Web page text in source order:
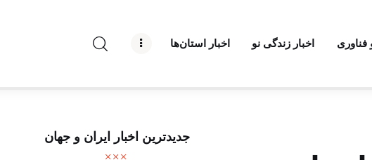
فناوری اخبار زندگی نو اخبار استان‌ها
درباره راه‌ نو نیوز
جدیدترین اخبار ایران و جهان